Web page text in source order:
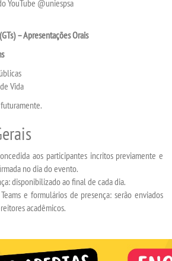
YouTube @uniespsa
– Apresentações Orais
Vida
aos participantes incritos previamente e
no dia do evento.
disponibilizado ao final de cada dia.
e formulários de presença: serão enviados
acadêmicos.